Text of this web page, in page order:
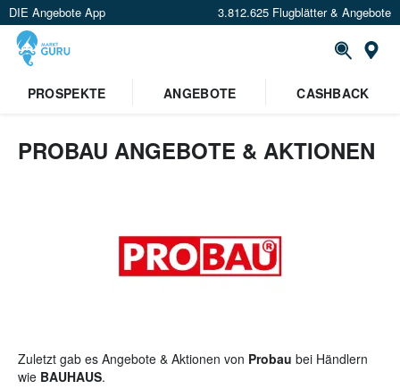
DIE Angebote App 3.812.625 Flugblätter & Angebote
PROSPEKTE
ANGEBOTE CASHBACK
PROBAU ANGEBOTE & AKTIONEN
Zuletzt gab es Angebote & Aktionen von Probau bei Händlern
wie BAUHAUS.